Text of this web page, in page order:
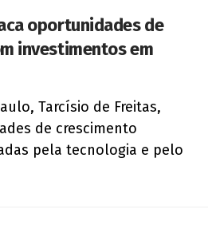
oportunidades de
investimentos em
Tarcísio de Freitas,
de crescimento
pela tecnologia e pelo